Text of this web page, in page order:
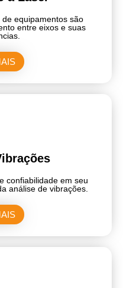
equipamentos são
entre eixos e suas
confiabilidade em seu
análise de vibrações.